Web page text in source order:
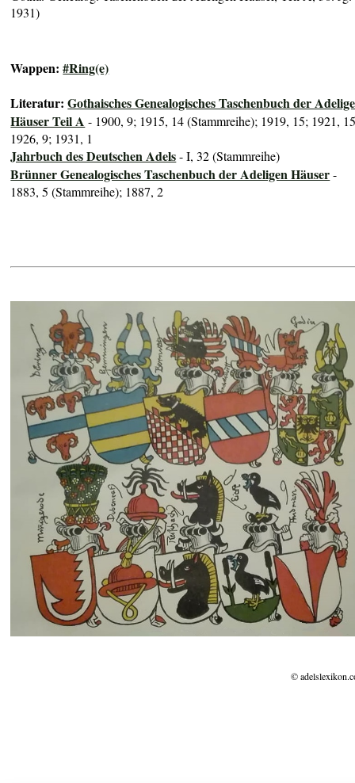
1931)
Wappen:#Ring(e)
Literatur:Gothaisches Genealogisches Taschenbuch der
Häuser Teil A - 1900, 9; 1915, 14 (Stammreihe); 1919, 15; 1921,
1926, 9; 1931, 1
Jahrbuch des Deutschen Adels- I, 32 (Stammreihe)
Brünner Genealogisches Taschenbuch der Adeligen Häuser-
1883, 5 (Stammreihe); 1887, 2
©